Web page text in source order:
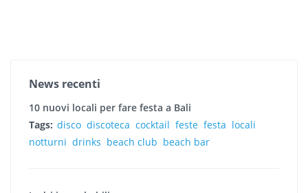
News recenti
10 nuovi locali per fare festa a Bali
Tags: disco discoteca cocktail feste festa locali
notturni drinks beach club beach bar